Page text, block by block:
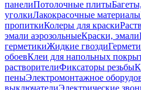
панелиПотолочные плиты
уголкиЛакокрасочные материалы
пропиткиКолеры для краски
эмали аэрозольныеКраски, эмали
герметикиЖидкие гвозди
обоевКлеи для напольных
растворителиФиксаторы резьбы
пеныЭлектромонтажное
выключателиЭлектрические